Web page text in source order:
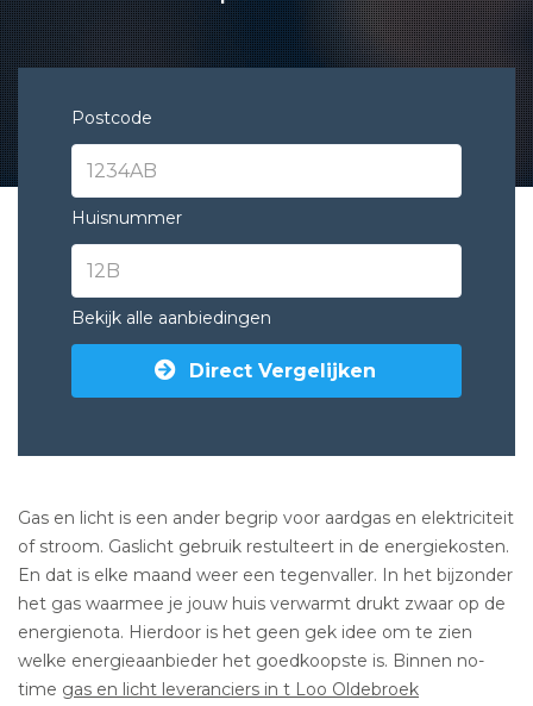
Postcode
Huisnummer
Bekijk alle aanbiedingen
Direct Vergelijken
Gas en licht is een ander begrip voor aardgas en elektriciteit
of stroom. Gaslicht gebruik restulteert in de energiekosten.
En dat is elke maand weer een tegenvaller. In het bijzonder
het gas waarmee je jouw huis verwarmt drukt zwaar op de
energienota. Hierdoor is het geen gek idee om te zien
welke energieaanbieder het goedkoopste is. Binnen no-
time gas en licht leveranciers in t Loo Oldebroek